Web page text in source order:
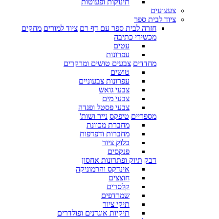
תינוקות ופעוטות
צעצועים
ציוד לבית ספר
חזרה לבית ספר עם דף רם ציוד למורים מחקים
מכשירי כתיבה
עטים
עפרונות
מחדדים צבעים טושים ומרקרים
טושים
עפרונות צבעוניים
צבעי גואש
צבעי מים
צבעי פסטל ופנדה
מספריים טיפקס נייר ושות'
מחברת מכוונת
מחברות ודפדפות
בלוק ציור
פנקסים
דבק תיוק ופתרונות אחסון
אינדקס והרמוניקה
חוצצים
קלסרים
שמרדפים
תיקי ציור
תיקיות אוגדנים ופולדרים